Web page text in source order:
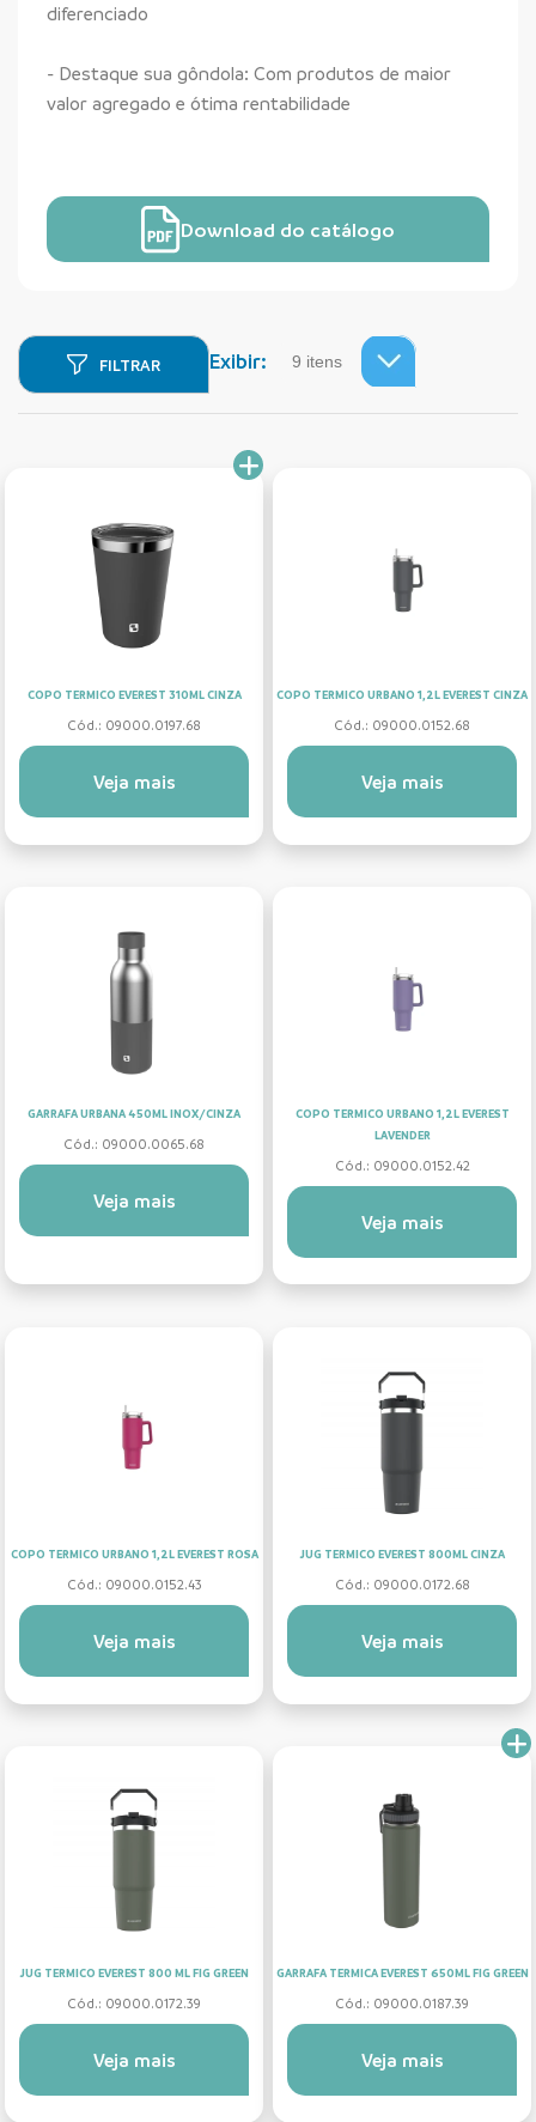
diferenciado
- Destaque sua gôndola: Com produtos de maior
valor agregado e ótima rentabilidade
Download do catálogo
FILTRAR Exibir:
COPO TERMICO EVEREST 310ML CINZA
Cód.: 09000.0197.68
Veja mais
COPO TERMICO URBANO 1,2L EVEREST CINZA
Cód.: 09000.0152.68
Veja mais
GARRAFA URBANA 450ML INOX/CINZA
Cód.: 09000.0065.68
Veja mais
COPO TERMICO URBANO 1,2L EVEREST
LAVENDER
Cód.: 09000.0152.42
Veja mais
COPO TERMICO URBANO 1,2L EVEREST ROSA
Cód.: 09000.0152.43
Veja mais
JUG TERMICO EVEREST 800ML CINZA
Cód.: 09000.0172.68
Veja mais
JUG TERMICO EVEREST 800 ML FIG GREEN
Cód.: 09000.0172.39
Veja mais
GARRAFA TERMICA EVEREST 650ML FIG GREEN
Cód.: 09000.0187.39
Veja mais